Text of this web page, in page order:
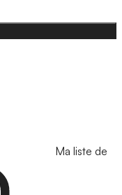
Ma liste de